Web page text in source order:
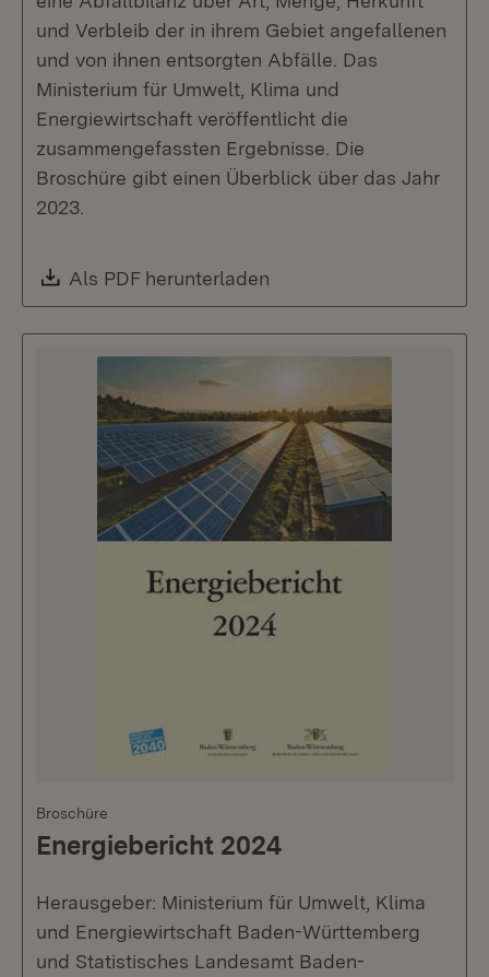
und Verbleib der in ihrem Gebiet angefallenen
und von ihnen entsorgten Abfälle. Das
Ministerium für Umwelt, Klima und
Energiewirtschaft veröffentlicht die
zusammengefassten Ergebnisse. Die
Broschüre gibt einen Überblick über das Jahr
2023.
Download:
Als PDF herunterladen
Broschüre
Energiebericht 2024
Herausgeber: Ministerium für Umwelt, Klima
und Energiewirtschaft Baden-Württemberg
und Statistisches Landesamt Baden-